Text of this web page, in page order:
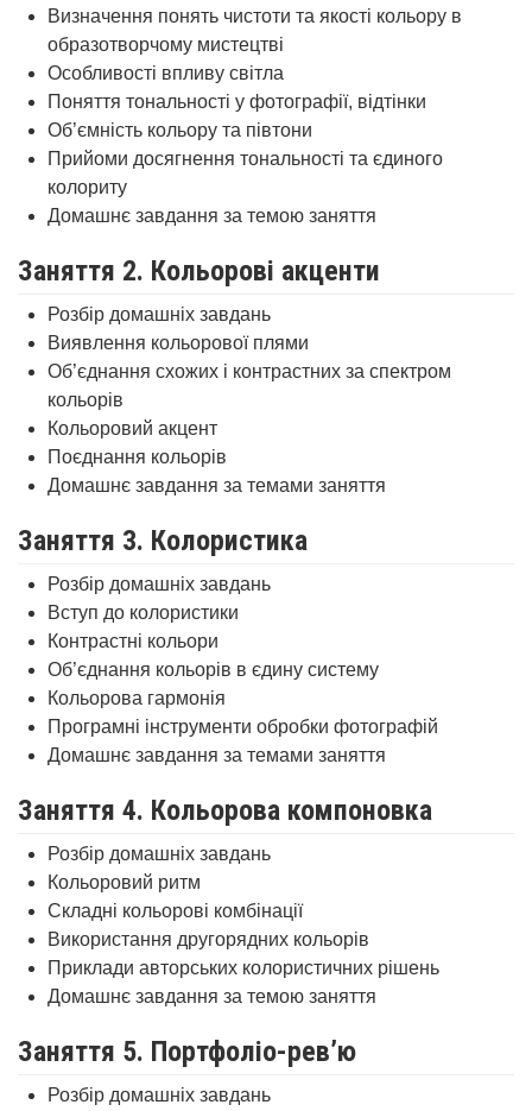
Визначення понять чистоти та якості кольору в
образотворчому мистецтві
Особливості впливу світла
Поняття тональності у фотографії, відтінки
Об’ємність кольору та півтони
Прийоми досягнення тональності та єдиного
колориту
Домашнє завдання за темою заняття
Заняття 2. Кольорові акценти
Розбір домашніх завдань
Виявлення кольорової плями
Об’єднання схожих і контрастних за спектром
кольорів
Кольоровий акцент
Поєднання кольорів
Домашнє завдання за темами заняття
Заняття 3. Колористика
Розбір домашніх завдань
Вступ до колористики
Контрастні кольори
Об’єднання кольорів в єдину систему
Кольорова гармонія
Програмні інструменти обробки фотографій
Домашнє завдання за темами заняття
Заняття 4. Кольорова компоновка
Розбір домашніх завдань
Кольоровий ритм
Складні кольорові комбінації
Використання другорядних кольорів
Приклади авторських колористичних рішень
Домашнє завдання за темою заняття
Заняття 5. Портфоліо-рев’ю
Розбір домашніх завдань